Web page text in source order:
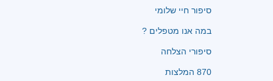
סיפור חיי שלומי
במה אנו מטפלים ?
סיפורי הצלחה
870 המלצות